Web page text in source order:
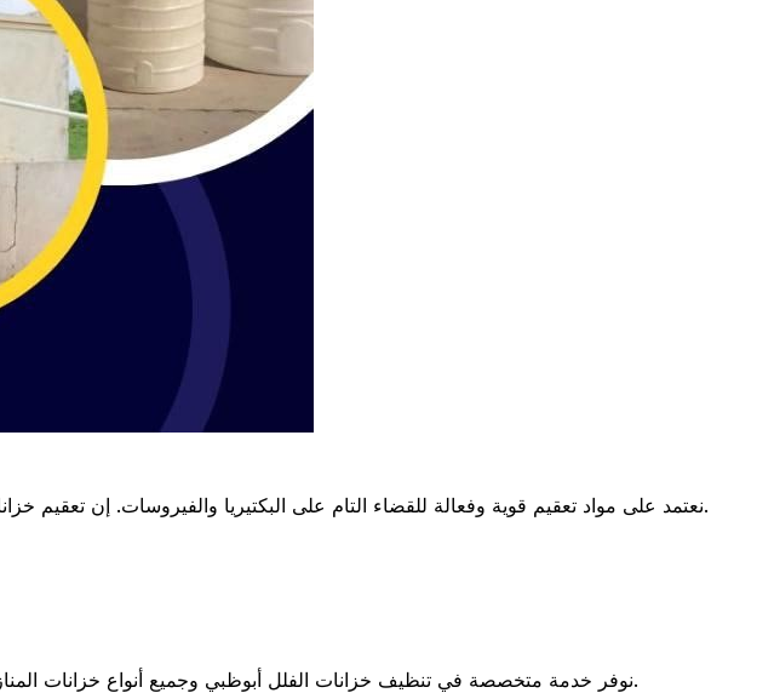
نعتمد على مواد تعقيم قوية وفعالة للقضاء التام على البكتيريا والفيروسات. إن تعقيم خزانات المياه أبوظبي يعد أمرًا حيويًا للحفاظ على جودة المياه وصحة المستخدمين في كل منزل ومنشأة تجارية.
نوفر خدمة متخصصة في تنظيف خزانات الفلل أبوظبي وجميع أنواع خزانات المنازل. يضمن فريق عملنا تنظيفًا شاملاً وتعقيم خزانات المياه بفعالية، مع الالتزام بجودة الخدمة وسرعة الإنجاز.